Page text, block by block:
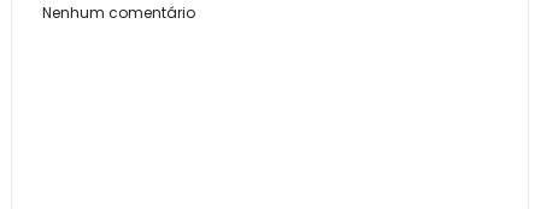
Nenhum comentário